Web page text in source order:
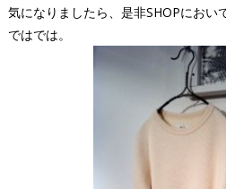
気になりましたら、是非SHOPにおい
ではでは。